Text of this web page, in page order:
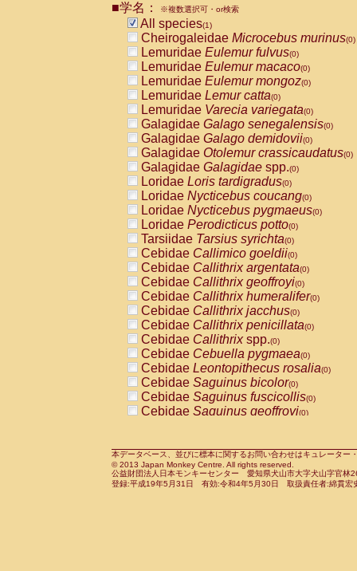
CebidaeCebus nigrivittatus
CebidaeCebus
CebidaeSaimiri boliviensis(0)
CebidaeSaimiri sciureus(0)
AtelidaeAlouatta caraya(0)
AtelidaeAlouatta fusca(0)
AtelidaeAlouatta seniculus
AtelidaeAlouattaspp.(0)
AtelidaeAteles belzebuth(0)
AtelidaeAteles geoffroyi(0)
AtelidaeAteles paniscus(0)
AtelidaeAtelesspp.(0)
Atelidae Lagothrix lagothricha
AtelidaeLagothrix lagothricha cana
PitheciidaeCacajao calvus
PitheciidaeCallicebus cupreus
PitheciidaeCallicebus donacophilus
PitheciidaeCallicebus moloch
PitheciidaeCallicebus torquatus
PitheciidaeCallicebusspp.(0)
PitheciidaeChiropotes satanas(0)
PitheciidaePithecia monachus
PitheciidaePithecia pithecia(0)
CercopithecidaeCercocebus agilis
CercopithecidaeCercocebus
CercopithecidaeCercocebus
CercopithecidaeCercocebus
CercopithecidaeCercocebus
CercopithecidaeCercocebushybrid
CercopithecidaePapio anubis(0)
CercopithecidaePapio cynocephalus
CercopithecidaePapio hamadryas(0)
■学名： ※複数選択可・or検索
All species(1)
Cheirogaleidae Microcebus murinus(0)
Lemuridae Eulemur fulvus(0)
Lemuridae Eulemur macaco(0)
Lemuridae Eulemur mongoz(0)
Lemuridae Lemur catta(0)
Lemuridae Varecia variegata(0)
Galagidae Galago senegalensis(0)
Galagidae Galago demidovii(0)
Galagidae Otolemur crassicaudatus(0)
Galagidae Galagidae spp.(0)
Loridae Loris tardigradus(0)
Loridae Nycticebus coucang(0)
Loridae Nycticebus pygmaeus(0)
Loridae Perodicticus potto(0)
Tarsiidae Tarsius syrichta(0)
Cebidae Callimico goeldii(0)
Cebidae Callithrix argentata(0)
Cebidae Callithrix geoffroyi(0)
Cebidae Callithrix humeralifer(0)
Cebidae Callithrix jacchus(0)
Cebidae Callithrix penicillata(0)
Cebidae Callithrixspp.(0)
Cebidae Cebuella pygmaea(0)
Cebidae Leontopithecus rosalia(0)
Cebidae Saguinus bicolor(0)
Cebidae Saguinus fuscicollis(0)
Cebidae Saguinus geoffroyi(0)
CebidaeSaguinus leucopus(0)
CebidaeSaguinus midas(0)
Cebidae Saguinus mystax(0)
本データベース、並びに標本に関するお問い合わせはキュレータ
© 2013 Japan Monkey Centre. All rights reserved.
公益財団法人日本モンキーセンター 愛知県犬山市大字犬山字官
登録:平成19年5月31日 有効:令和4年5月30日 取扱責任者:綿貫宏